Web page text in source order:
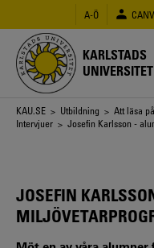
huvudinnehåll
A-Ö
KARLSTADS
UNIVERSITET
Länkstig
KAU.SE > Utbildning > Att läsa
Intervjuer > Josefin Karlsson -
JOSEFIN